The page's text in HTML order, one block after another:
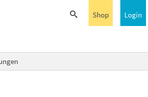
Login
Shop